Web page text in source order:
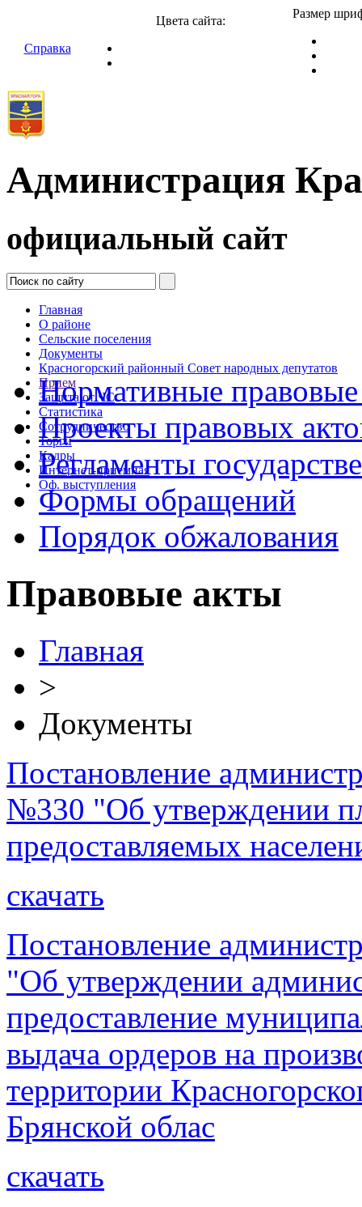
Справка
Цвета сайта:
Размер
Администрация
официальный сайт
Главная
О районе
Сельские поселения
Документы
Красногорский районный Совет народных депутатов
Прием
Защита от ЧС
Статистика
Сотрудничество
Торги
Кадры
Интернет-приемная
Оф. выступления
Нормативные
Проекты правовых
Регламенты
Формы обращений
Порядок обжалования
Правовые акты
Главная
>
Документы
Постановление
№330 "Об утверждении
предоставляемых
скачать
Постановление
"Об утверждении
предоставление
выдача ордеров на
территории
Брянской облас
скачать